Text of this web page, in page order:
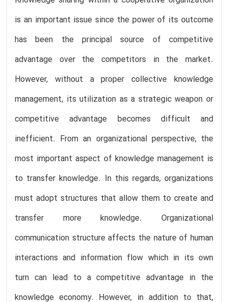
is an important issue since the power of its outcome
has been the principal source of competitive
advantage over the competitors in the market.
However, without a proper collective knowledge
management, its utilization as a strategic weapon or
competitive advantage becomes difficult and
inefficient. From an organizational perspective, the
most important aspect of knowledge management is
to transfer knowledge. In this regards, organizations
must adopt structures that allow them to create and
transfer more knowledge. Organizational
communication structure affects the nature of human
interactions and information flow which in its own
turn can lead to a competitive advantage in the
knowledge economy. However, in addition to that,